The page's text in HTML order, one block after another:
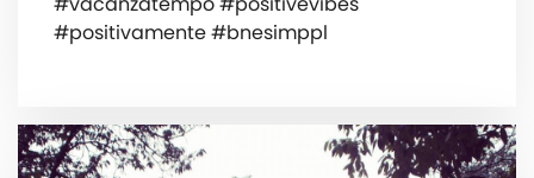
#positivamente #bnesimppl